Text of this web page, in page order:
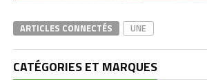
ARTICLES CONNECTÉS UNE
CATÉGORIES ET MARQUES